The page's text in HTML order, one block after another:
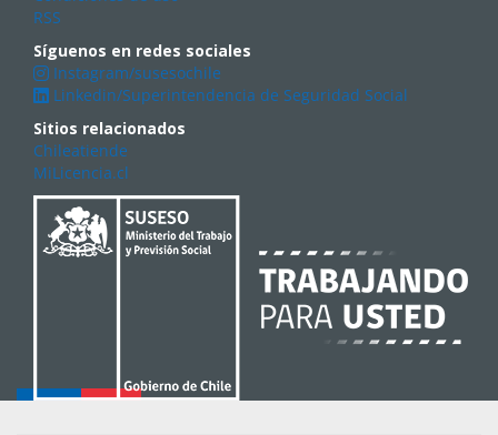
RSS
Síguenos en redes sociales
Instagram/susesochile
Linkedin/Superintendencia de Seguridad Social
Sitios relacionados
Chileatiende
MiLicencia.cl